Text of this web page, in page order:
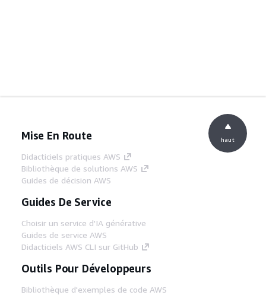
Mise En Route
Didacticiels pratiques AWS
Bibliothèque de solutions AWS
Guides de décision AWS
Guides De Service
Choisir un service d'IA générative
Guides de service AWS
Didacticiels AWS CLI sur GitHub
Outils Pour Développeurs
Bibliothèque d'exemples de code AWS
haut